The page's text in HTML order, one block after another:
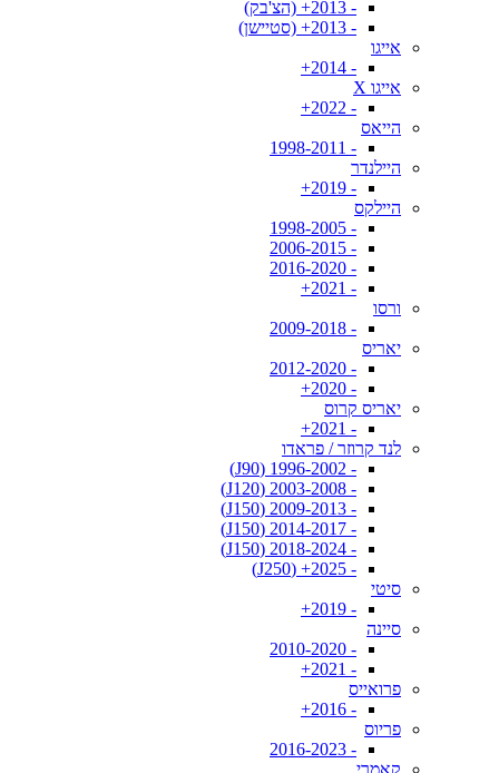
- 2013+ (הצ'בק)
- 2013+ (סטיישן)
אייגו
- 2014+
אייגו X
- 2022+
הייאס
- 1998-2011
היילנדר
- 2019+
היילקס
- 1998-2005
- 2006-2015
- 2016-2020
- 2021+
ורסו
- 2009-2018
יאריס
- 2012-2020
- 2020+
יאריס קרוס
- 2021+
לנד קרוזר / פראדו
- 1996-2002 (J90)
- 2003-2008 (J120)
- 2009-2013 (J150)
- 2014-2017 (J150)
- 2018-2024 (J150)
- 2025+ (J250)
סיטי
- 2019+
סיינה
- 2010-2020
- 2021+
פרואייס
- 2016+
פריוס
- 2016-2023
קאמרי